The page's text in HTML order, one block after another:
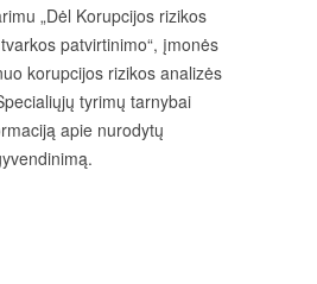
„Dėl Korupcijos rizikos
patvirtinimo“, įmonės
korupcijos rizikos analizės
tyrimų tarnybai
apie nurodytų